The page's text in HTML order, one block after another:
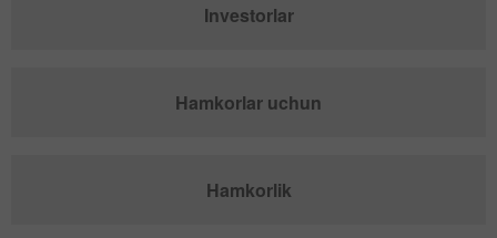
Investorlar
Hamkorlar uchun
Hamkorlik